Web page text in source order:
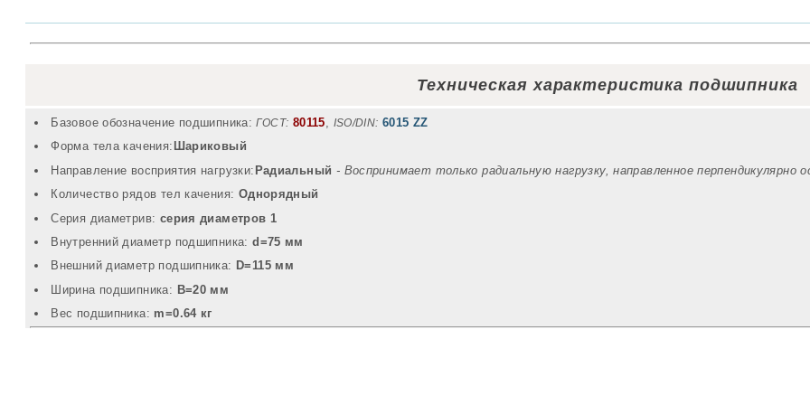
Техническая характеристика подшипника
Базовое обозначение подшипника: ГОСТ: 80115, ISO/DIN: 6015 ZZ
Форма тела качения: Шариковый
Направление восприятия нагрузки: Радиальный - Воспринимает только радиальную нагрузку, направленное перпендикулярно
Количество рядов тел качения: Однорядный
Серия диаметрив: серия диаметров 1
Внутренний диаметр подшипника:d=75 мм
Внешний диаметр подшипника: D=115 мм
Ширина подшипника: B=20 мм
Вec подшипника: m=0.64 кг